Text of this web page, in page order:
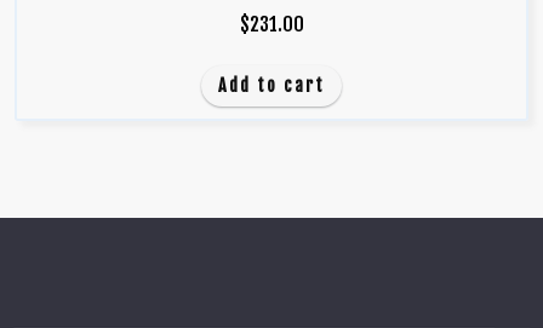
$231.00
Add to cart